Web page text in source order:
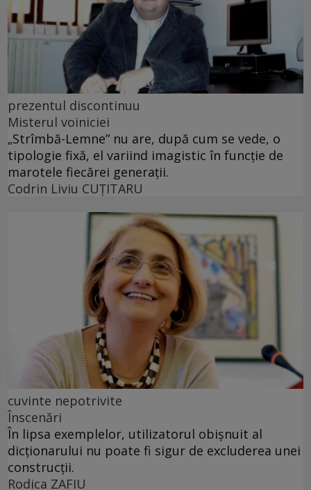
prezentul discontinuu
Misterul voiniciei
„Strîmbă-Lemne” nu are, după cum se vede, o
tipologie fixă, el variind imagistic în funcţie de
marotele fiecărei generaţii.
Codrin Liviu CUŢITARU
cuvinte nepotrivite
Înscenări
În lipsa exemplelor, utilizatorul obișnuit al
dicționarului nu poate fi sigur de excluderea unei
construcții.
Rodica ZAFIU